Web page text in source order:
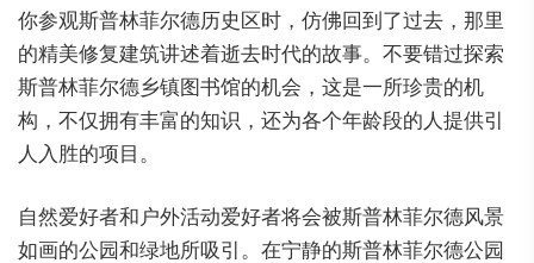
你参观斯普林菲尔德历史区时，仿佛回到了过去，那里
的精美修复建筑讲述着逝去时代的故事。不要错过探索
斯普林菲尔德乡镇图书馆的机会，这是一所珍贵的机
构，不仅拥有丰富的知识，还为各个年龄段的人提供引
人入胜的项目。
自然爱好者和户外活动爱好者将会被斯普林菲尔德风景
如画的公园和绿地所吸引。在宁静的斯普林菲尔德公园